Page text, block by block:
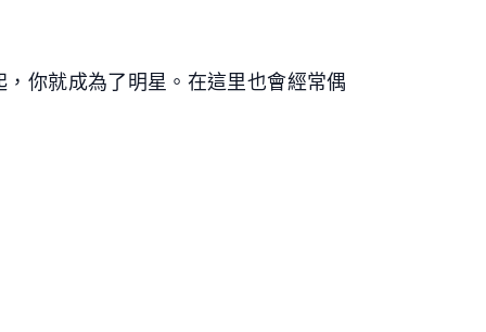
你就成為了明星。在這里也會經常偶